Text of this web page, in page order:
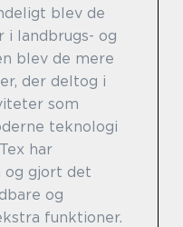
blev de
landbrugs- og
blev de mere
der deltog i
som
teknologi
har
og gjort det
og
funktioner.